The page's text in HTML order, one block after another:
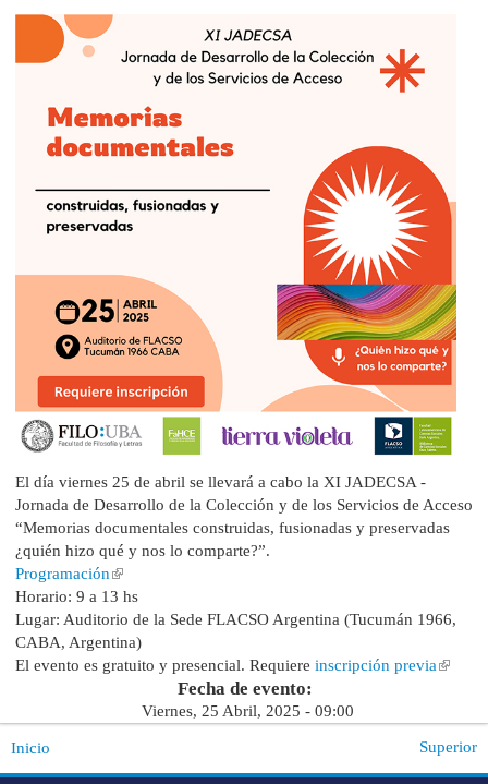
El día viernes 25 de abril se llevará a cabo la XI JADECSA -
Jornada de Desarrollo de la Colección y de los Servicios de Acceso
“Memorias documentales construidas, fusionadas y preservadas
¿quién hizo qué y nos lo comparte?”.
Programación
Horario: 9 a 13 hs
Lugar: Auditorio de la Sede FLACSO Argentina (Tucumán 1966,
CABA, Argentina)
El evento es gratuito y presencial. Requiere inscripción previa
Fecha de evento:
Viernes, 25 Abril, 2025 - 09:00
Inicio Superior